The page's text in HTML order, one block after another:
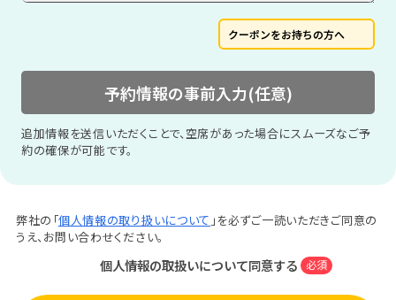
クーポンをお持ちの方へ
予約情報の事前入力(任意)
追加情報を送信いただくことで、空席があった場合にスムーズなご予
約の確保が可能です。
弊社の「個人情報の取り扱いについて 」を必ずご一読いただきご同意の
うえ、お問い合わせください。
個人情報の取扱いについて同意する 必須